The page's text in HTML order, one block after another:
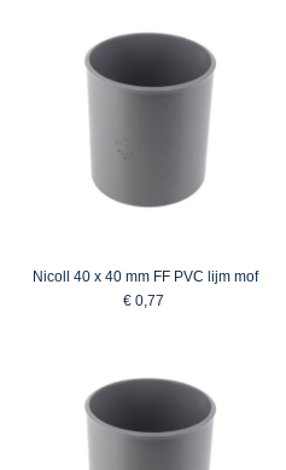
Nicoll 40 x 40 mm FF PVC lijm mof
€ 0,77